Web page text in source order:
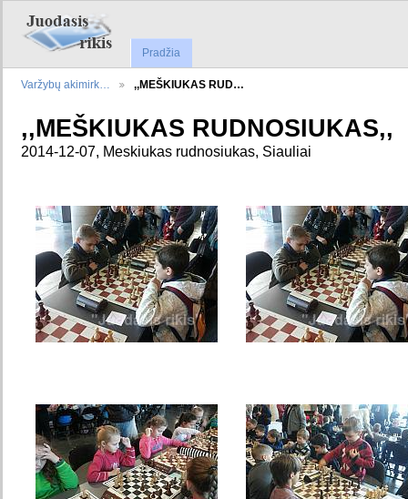
Pradžia
Varžybų akimirk… ,,MEŠKIUKAS RUD…
,,MEŠKIUKAS RUDNOSIUKAS,,
2014-12-07, Meskiukas rudnosiukas, Siauliai